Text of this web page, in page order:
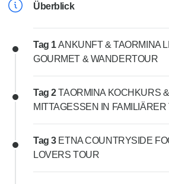
Überblick
Tag 1ANKUNFT & TAORMINA
GOURMET & WANDERTOUR
Tag 2TAORMINA KOCHKURS &
MITTAGESSEN IN FAMILIÄRER
Tag 3 ETNA COUNTRYSIDE
LOVERS TOUR